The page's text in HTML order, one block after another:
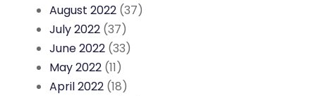
August 2022 (37)
July 2022 (37)
June 2022 (33)
May 2022 (11)
April 2022 (18)